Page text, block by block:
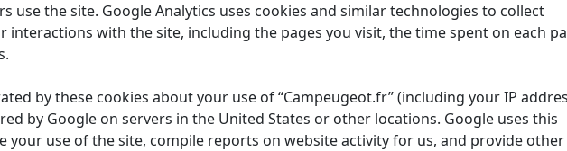
use the site. Google Analytics uses cookies and similar technologies to collect
with the site, including the pages you visit, the time spent on each
by these cookies about your use of “Campeugeot.fr” (including your IP
by Google on servers in the United States or other locations. Google uses this
your use of the site, compile reports on website activity for us, and provide other